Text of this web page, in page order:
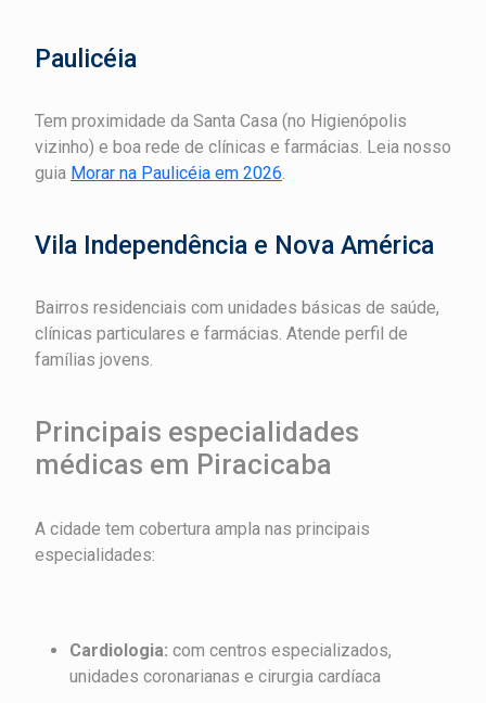
Paulicéia
Tem proximidade da Santa Casa (no Higienópolis
vizinho) e boa rede de clínicas e farmácias. Leia nosso
guia Morar na Paulicéia em 2026.
Vila Independência e Nova América
Bairros residenciais com unidades básicas de saúde,
clínicas particulares e farmácias. Atende perfil de
famílias jovens.
Principais especialidades
médicas em Piracicaba
A cidade tem cobertura ampla nas principais
especialidades:
Cardiologia: com centros especializados,
unidades coronarianas e cirurgia cardíaca